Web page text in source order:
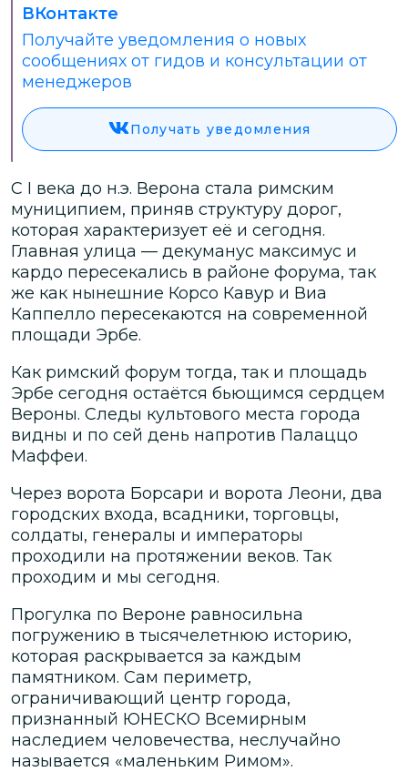
ВКонтакте
Получайте уведомления о новых
сообщениях от гидов и консультации от
менеджеров
Получать уведомления
С I века до н.э. Верона стала римским
муниципием, приняв структуру дорог,
которая характеризует её и сегодня.
Главная улица — декуманус максимус и
кардо пересекались в районе форума, так
же как нынешние Корсо Кавур и Виа
Каппелло пересекаются на современной
площади Эрбе.
Как римский форум тогда, так и площадь
Эрбе сегодня остаётся бьющимся сердцем
Вероны. Следы культового места города
видны и по сей день напротив Палаццо
Маффеи.
Через ворота Борсари и ворота Леони, два
городских входа, всадники, торговцы,
солдаты, генералы и императоры
проходили на протяжении веков. Так
проходим и мы сегодня.
Прогулка по Вероне равносильна
погружению в тысячелетнюю историю,
которая раскрывается за каждым
памятником. Сам периметр,
ограничивающий центр города,
признанный ЮНЕСКО Всемирным
наследием человечества, неслучайно
называется «маленьким Римом».